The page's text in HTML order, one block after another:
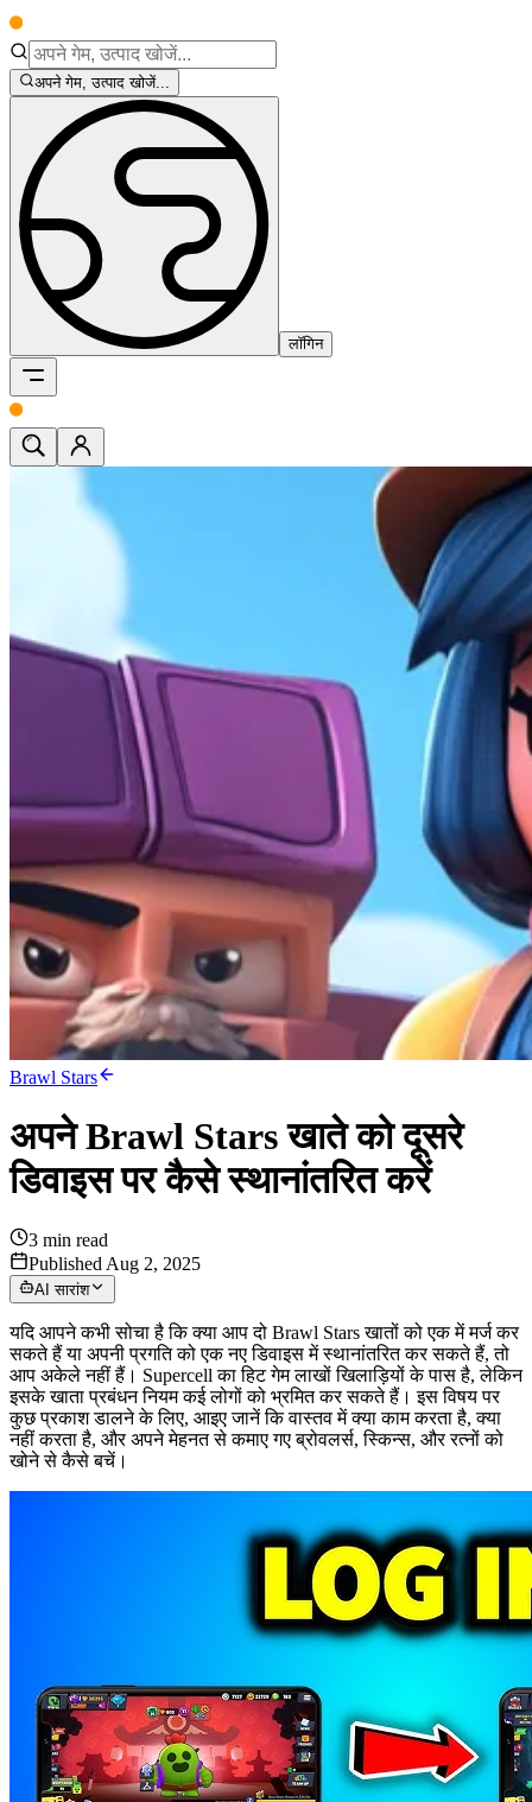
अपने गेम, उत्पाद खोजें...
लॉगिन
Brawl Stars
अपने Brawl Stars खाते को दूसरे
डिवाइस पर कैसे स्थानांतरित करें
3 min read
Published Aug 2, 2025
AI सारांश
यदि आपने कभी सोचा है कि क्या आप दो Brawl Stars खातों को एक में मर्ज कर
सकते हैं या अपनी प्रगति को एक नए डिवाइस में स्थानांतरित कर सकते हैं, तो
आप अकेले नहीं हैं। Supercell का हिट गेम लाखों खिलाड़ियों के पास है, लेकिन
इसके खाता प्रबंधन नियम कई लोगों को भ्रमित कर सकते हैं। इस विषय पर
कुछ प्रकाश डालने के लिए, आइए जानें कि वास्तव में क्या काम करता है, क्या
नहीं करता है, और अपने मेहनत से कमाए गए ब्रोवलर्स, स्किन्स, और रत्नों को
खोने से कैसे बचें।